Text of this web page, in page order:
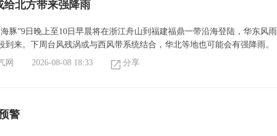
给北方带来强降雨
豚”9日晚上至10日早晨将在浙江舟山到福建福鼎一带沿海登陆，华东风雨
到来。下周台风残涡或与西风带系统结合，华北等地也可能会有强降雨。
网
2026-08-08 18:33 分享
警